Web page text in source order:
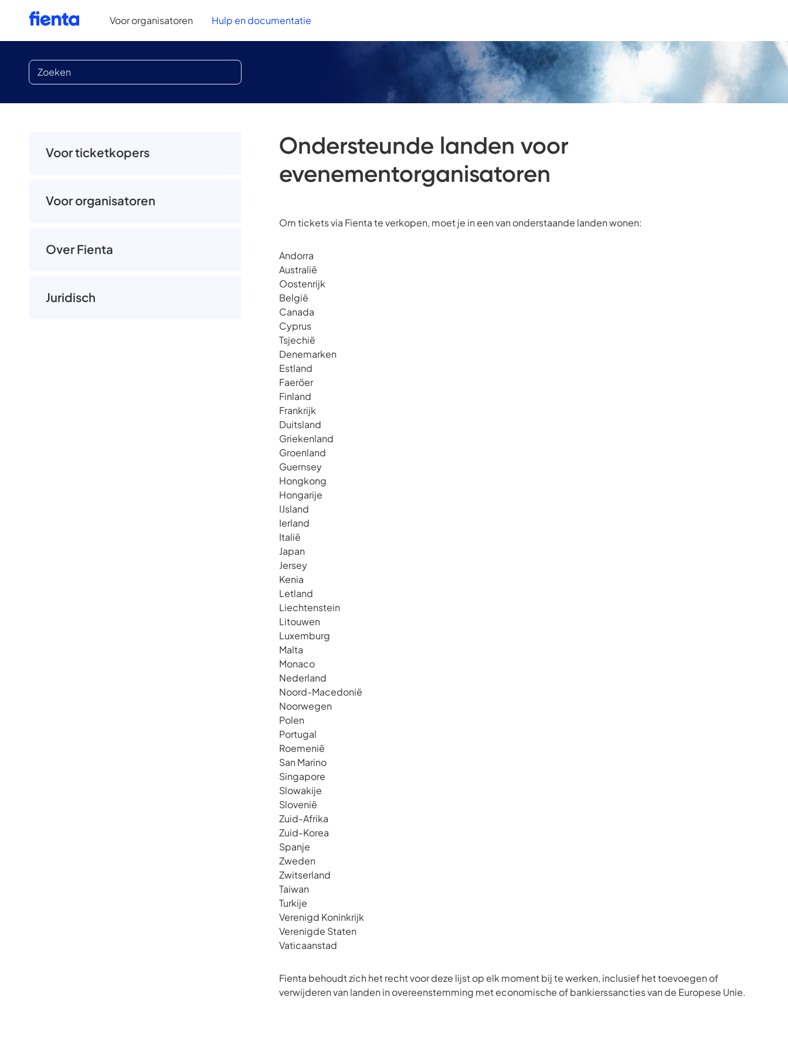
Voor organisatoren Hulp en documentatie
Ondersteunde landen voor
evenementorganisatoren
Om tickets via Fienta te verkopen, moet je in een van onderstaande landen wonen:
Andorra
Australië
Oostenrijk
België
Canada
Cyprus
Tsjechië
Denemarken
Estland
Faeröer
Finland
Frankrijk
Duitsland
Griekenland
Groenland
Guernsey
Hongkong
Hongarije
IJsland
Ierland
Italië
Japan
Jersey
Kenia
Letland
Liechtenstein
Litouwen
Luxemburg
Malta
Monaco
Nederland
Noord-Macedonië
Noorwegen
Polen
Portugal
Roemenië
San Marino
Singapore
Slowakije
Slovenië
Zuid-Afrika
Zuid-Korea
Spanje
Zweden
Zwitserland
Taiwan
Turkije
Verenigd Koninkrijk
Verenigde Staten
Vaticaanstad
Fienta behoudt zich het recht voor deze lijst op elk moment bij te werken, inclusief het toevoegen of
verwijderen van landen in overeenstemming met economische of bankierssancties van de Europese Unie.
Voor ticketkopers
Voor organisatoren
Over Fienta
Juridisch